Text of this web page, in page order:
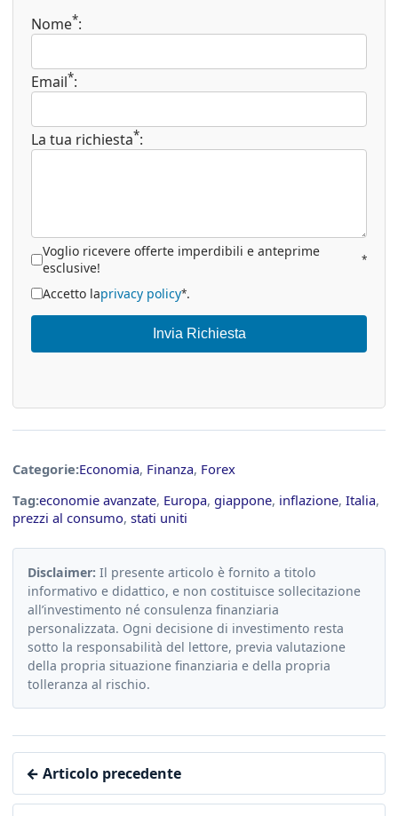
Nome*:
Email*:
La tua richiesta*:
Voglio ricevere offerte imperdibili e anteprime
esclusive!
*
Accetto laprivacy policy*.
Invia Richiesta
Categorie:Economia, Finanza, Forex
Tag:economie avanzate, Europa, giappone, inflazione, Italia,
prezzi al consumo, stati uniti
Disclaimer: Il presente articolo è fornito a titolo
informativo e didattico, e non costituisce sollecitazione
all’investimento né consulenza finanziaria
personalizzata. Ogni decisione di investimento resta
sotto la responsabilità del lettore, previa valutazione
della propria situazione finanziaria e della propria
tolleranza al rischio.
← Articolo precedente